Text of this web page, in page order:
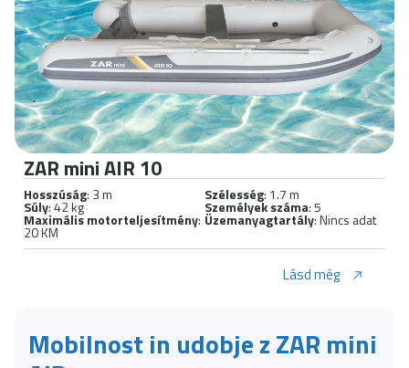
ZAR mini AIR 10
Hosszúság: 3 m Szélesség: 1.7 m
Súly: 42 kg Személyek száma: 5
Maximális motorteljesítmény:
20 KM
Üzemanyagtartály: Nincs adat
Lásd még
Mobilnost in udobje z ZAR mini